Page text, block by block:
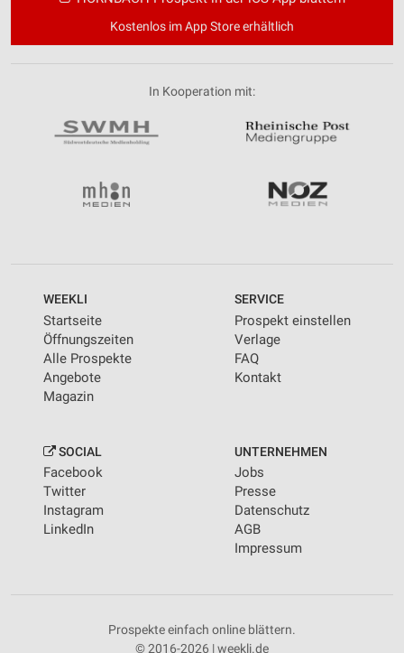
Kostenlos im App Store erhältlich
In Kooperation mit:
WEEKLI
Startseite
Öffnungszeiten
Alle Prospekte
Angebote
Magazin
SERVICE
Prospekt einstellen
Verlage
FAQ
Kontakt
SOCIAL
Facebook
Twitter
Instagram
LinkedIn
UNTERNEHMEN
Jobs
Presse
Datenschutz
AGB
Impressum
Prospekte einfach online blättern.
© 2016-2026 | weekli.de